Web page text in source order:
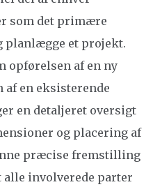
som det primære
et projekt.
opførelsen af en ny
en eksisterende
en detaljeret oversigt
og placering af
præcise fremstilling
alle involverede parter